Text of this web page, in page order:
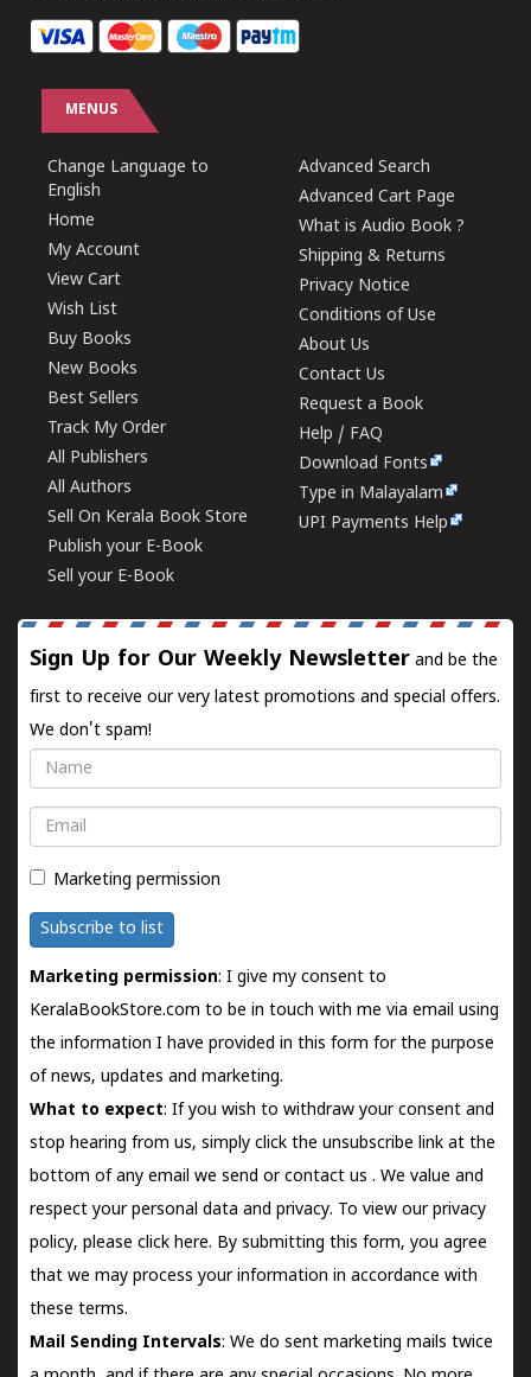
MENUS
Change Language to
English
Home
My Account
View Cart
Wish List
Buy Books
New Books
Best Sellers
Track My Order
All Publishers
All Authors
Sell On Kerala Book Store
Publish your E-Book
Sell your E-Book
Advanced Search
Advanced Cart Page
What is Audio Book ?
Shipping & Returns
Privacy Notice
Conditions of Use
About Us
Contact Us
Request a Book
Help / FAQ
Download Fonts
Type in Malayalam
UPI Payments Help
Sign Up for Our Weekly Newsletter and be the
first to receive our very latest promotions and special offers.
We don't spam!
Name
Email
Marketing permission
Subscribe to list
Marketing permission: I give my consent to
KeralaBookStore.com to be in touch with me via email using
the information I have provided in this form for the purpose
of news, updates and marketing.
What to expect: If you wish to withdraw your consent and
stop hearing from us, simply click the unsubscribe link at the
bottom of any email we send orcontact us . We value and
respect your personal data and privacy. To view our privacy
policy, please click here. By submitting this form, you agree
that we may process your information in accordance with
these terms.
Mail Sending Intervals: We do sent marketing mails twice